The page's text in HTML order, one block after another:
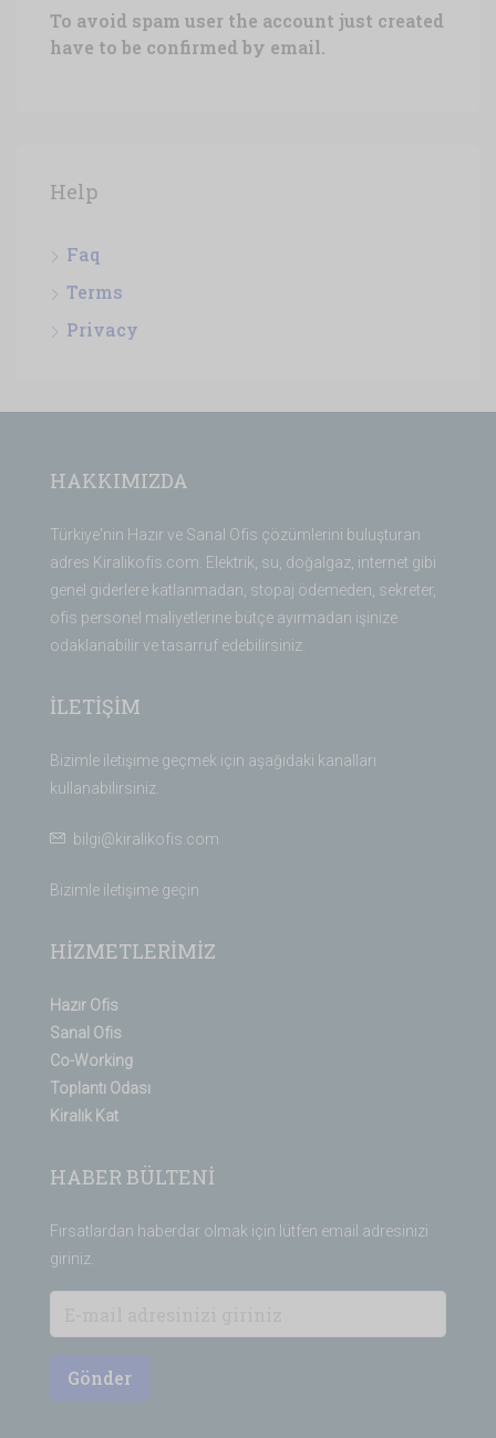
To avoid spam user the account just created
have to be confirmed by email.
Help
Faq
Terms
Privacy
HAKKIMIZDA
Türkiye'nin Hazır ve Sanal Ofis çözümlerini buluşturan
adres Kiralikofis.com. Elektrik, su, doğalgaz, internet gibi
genel giderlere katlanmadan, stopaj ödemeden, sekreter,
ofis personel maliyetlerine bütçe ayırmadan işinize
odaklanabilir ve tasarruf edebilirsiniz.
İLETİŞİM
Bizimle iletişime geçmek için aşağıdaki kanalları
kullanabilirsiniz.
bilgi@kiralikofis.com
Bizimle iletişime geçin
HİZMETLERİMİZ
Hazır Ofis
Sanal Ofis
Co-Working
Toplantı Odası
Kiralık Kat
HABER BÜLTENİ
Fırsatlardan haberdar olmak için lütfen email adresinizi
giriniz.
Gönder